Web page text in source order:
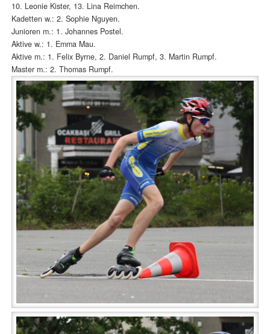
10. Leonie Kister, 13. Lina Reimchen.
Kadetten w.: 2. Sophie Nguyen.
Junioren m.: 1. Johannes Postel.
Aktive w.: 1. Emma Mau.
Aktive m.: 1. Felix Byrne, 2. Daniel Rumpf, 3. Martin Rumpf.
Master m.: 2. Thomas Rumpf.